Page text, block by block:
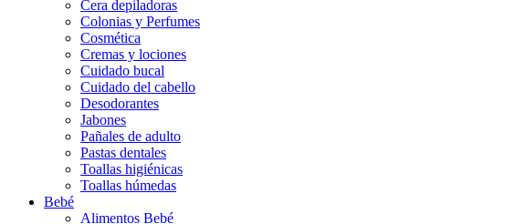
Cera depiladoras
Colonias y Perfumes
Cosmética
Cremas y lociones
Cuidado bucal
Cuidado del cabello
Desodorantes
Jabones
Pañales de adulto
Pastas dentales
Toallas higiénicas
Toallas húmedas
Bebé
Alimentos Bebé